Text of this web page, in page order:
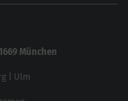
München
Ulm